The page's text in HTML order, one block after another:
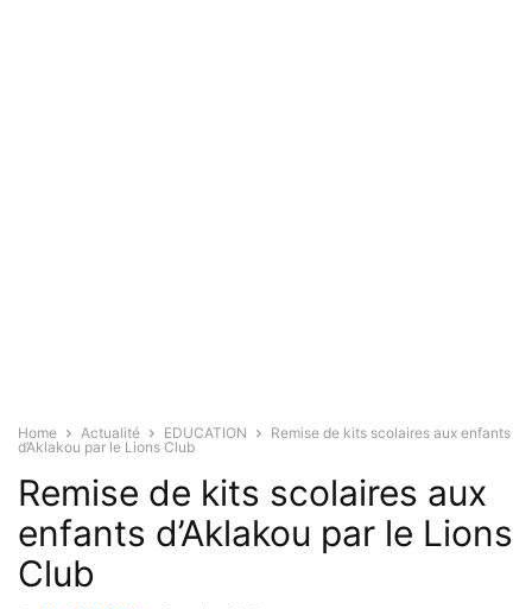
Home Actualité EDUCATION
Remise de kits scolaires aux enfants
d’Aklakou par le Lions Club
Remise de kits scolaires aux
enfants d’Aklakou par le Lions
Club